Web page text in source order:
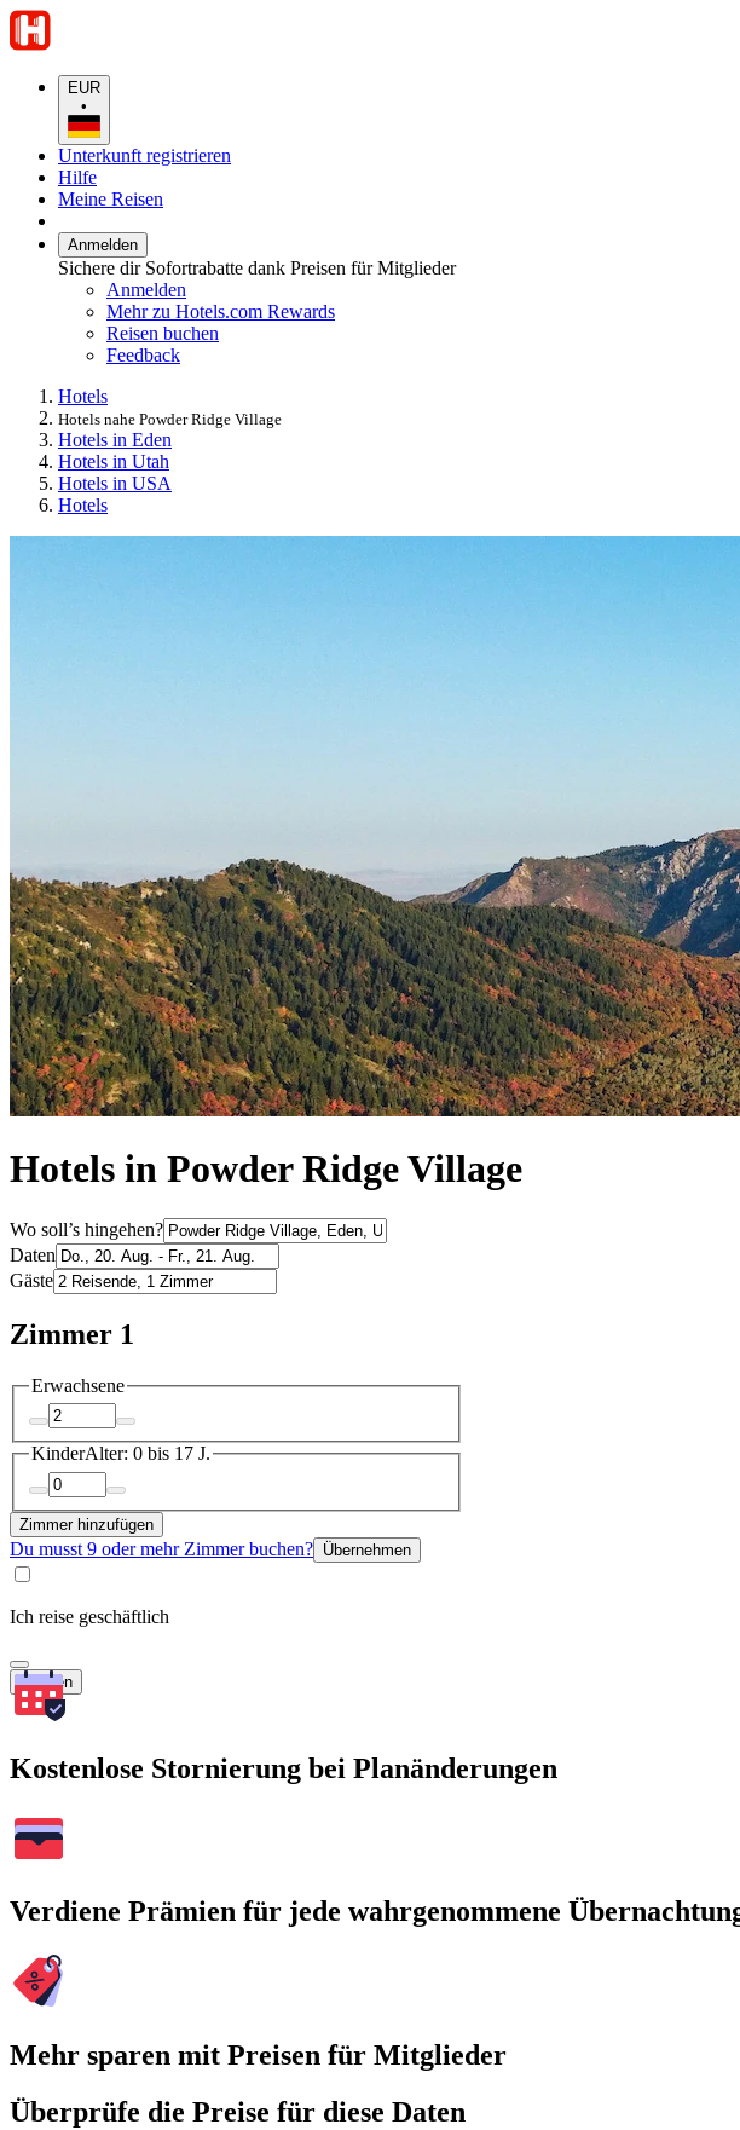
EUR
•
Unterkunft registrieren
Hilfe
Meine Reisen
Anmelden
Sichere dir Sofortrabatte dank Preisen für Mitglieder
Anmelden
Mehr zu Hotels.com Rewards
Reisen buchen
Feedback
Hotels
Hotels nahe Powder Ridge Village
Hotels in Eden
Hotels in Utah
Hotels in USA
Hotels
Hotels in Powder Ridge Village
Wo soll’s hingehen?
Daten
Gäste
Zimmer 1
Erwachsene
KinderAlter: 0 bis 17 J.
Zimmer hinzufügen
Du musst 9 oder mehr Zimmer buchen? Übernehmen
Ich reise geschäftlich
Suchen
Kostenlose Stornierung bei Planänderungen
Verdiene Prämien für jede wahrgenommene
Mehr sparen mit Preisen für Mitglieder
Überprüfe die Preise für diese Daten